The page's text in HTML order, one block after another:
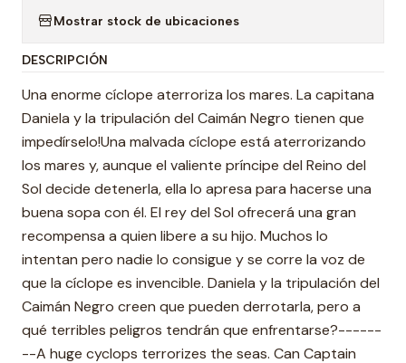
Mostrar stock de ubicaciones
DESCRIPCIÓN
Una enorme cíclope aterroriza los mares. La capitana
Daniela y la tripulación del Caimán Negro tienen que
impedírselo!Una malvada cíclope está aterrorizando
los mares y, aunque el valiente príncipe del Reino del
Sol decide detenerla, ella lo apresa para hacerse una
buena sopa con él. El rey del Sol ofrecerá una gran
recompensa a quien libere a su hijo. Muchos lo
intentan pero nadie lo consigue y se corre la voz de
que la cíclope es invencible. Daniela y la tripulación del
Caimán Negro creen que pueden derrotarla, pero a
qué terribles peligros tendrán que enfrentarse?------
--A huge cyclops terrorizes the seas. Can Captain